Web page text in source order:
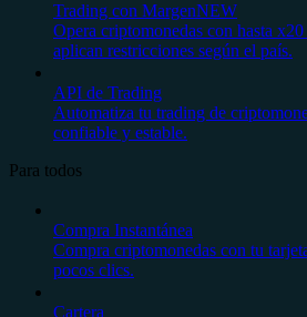
Trading con MargenNEW
Opera criptomonedas con hasta
aplican restricciones según el país.
API de Trading
Automatiza tu trading de
confiable y estable.
Para todos
Compra Instantánea
Compra criptomonedas con tu
pocos clics.
Cartera